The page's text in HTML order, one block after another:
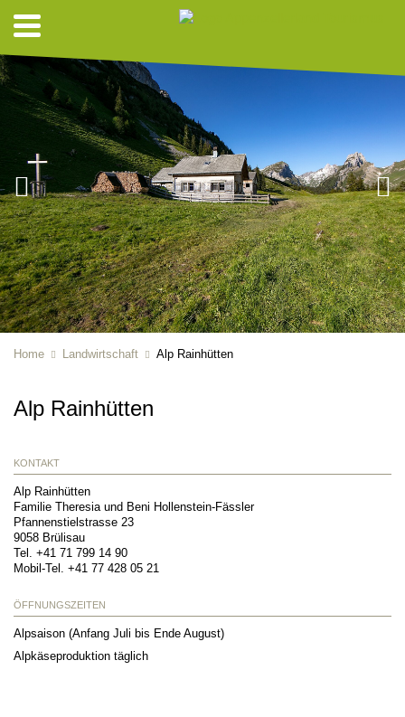
Home Landwirtschaft Alp Rainhütten
Alp Rainhütten
KONTAKT
Alp Rainhütten
Familie Theresia und Beni Hollenstein-Fässler
Pfannenstielstrasse 23
9058 Brülisau
Tel. +41 71 799 14 90
Mobil-Tel. +41 77 428 05 21
ÖFFNUNGSZEITEN
Alpsaison (Anfang Juli bis Ende August)
Alpkäseproduktion täglich